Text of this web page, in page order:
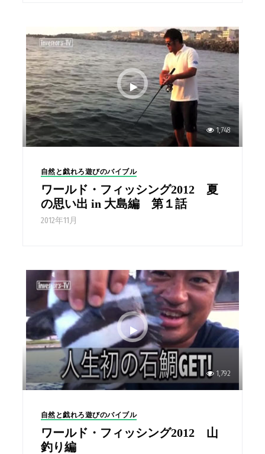
1,748
自然と戯れろ遊びのバイブル
ワールド・フィッシング2012 夏
の思い出 in 大島編 第１話
2012年11月
1,792
自然と戯れろ遊びのバイブル
ワールド・フィッシング2012 山
釣り編